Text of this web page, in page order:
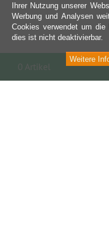
Ihrer Nutzung unserer
Werbung und Analysen
Cookies verwendet um
dies ist nicht deaktivierbar.
Weitere